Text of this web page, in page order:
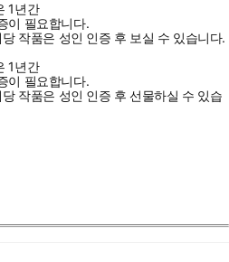
1년간
이 필요합니다.
당 작품은 성인 인증 후 보실 수 있습니다.
1년간
이 필요합니다.
당 작품은 성인 인증 후 선물하실 수 있습